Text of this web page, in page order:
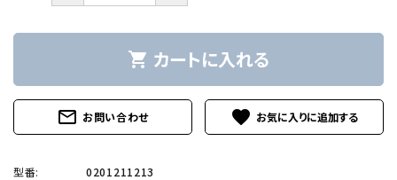
shopping_cart カートに入れる
mail_outline お問い合わせ favorite
型番: 0201211213